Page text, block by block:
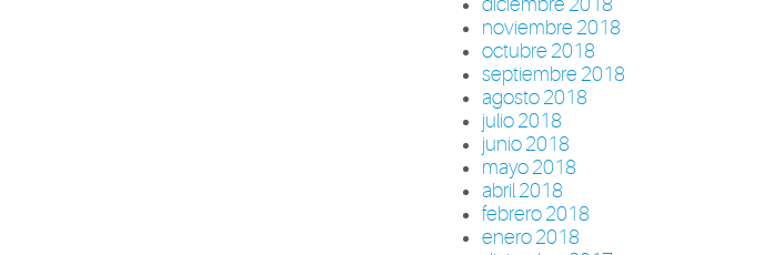
diciembre 2018
noviembre 2018
octubre 2018
septiembre 2018
agosto 2018
julio 2018
junio 2018
mayo 2018
abril 2018
febrero 2018
enero 2018